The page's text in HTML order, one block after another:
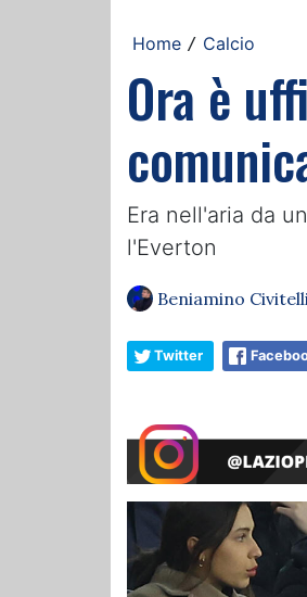
Home / Calcio
Ora è
Era nell'aria da
l'Everton
Beniamino
Twitter